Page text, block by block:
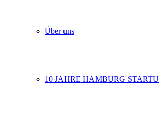
Über uns
10 JAHRE HAMBURG